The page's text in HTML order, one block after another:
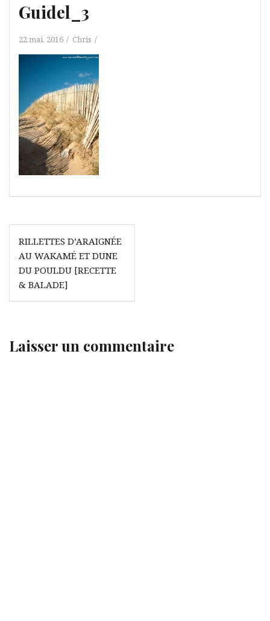
Guidel_3
22 mai, 2016 Chris
Navigation
de
l’article
RILLETTES D’ARAIGNÉE
AU WAKAMÉ ET DUNE
DU POULDU [RECETTE
& BALADE]
Laisser un commentaire